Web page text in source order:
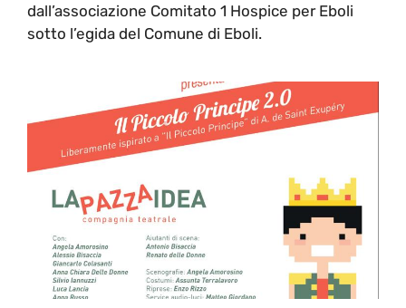
dall’associazione Comitato 1 Hospice per Eboli
sotto l’egida del Comune di Eboli.